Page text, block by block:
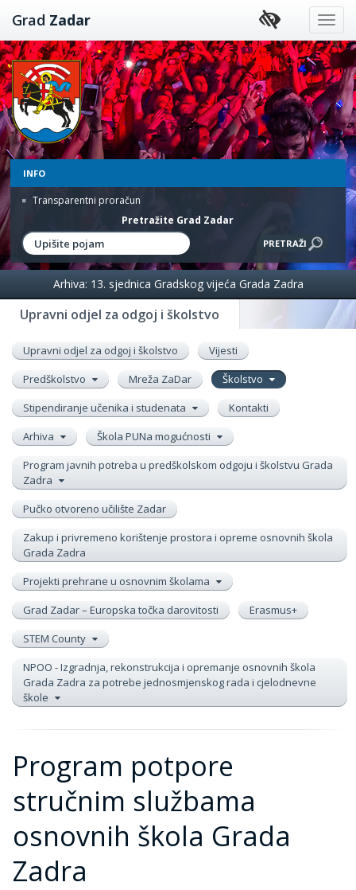
Preskoči
na
sadržaj
Grad Zadar
INFO
Transparentni proračun
Pretražite Grad Zadar
Upravni odjel za odgoj i školstvo
Arhiva: 13. sjednica Gradskog vijeća Grada Zadra
Upravni odjel za odgoj i školstvo
Vijesti
Predškolstvo
Mreža ZaDar
Školstvo
Stipendiranje učenika i studenata
Kontakti
Arhiva
Škola PUNa mogućnosti
Program javnih potreba u predškolskom odgoju i školstvu Grada
Zadra
Pučko otvoreno učilište Zadar
Zakup i privremeno korištenje prostora i opreme osnovnih škola
Grada Zadra
Projekti prehrane u osnovnim školama
Grad Zadar – Europska točka darovitosti
Erasmus+
STEM County
NPOO - Izgradnja, rekonstrukcija i opremanje osnovnih škola
Grada Zadra za potrebe jednosmjenskog rada i cjelodnevne
škole
Program potpore
stručnim službama
osnovnih škola Grada
Zadra